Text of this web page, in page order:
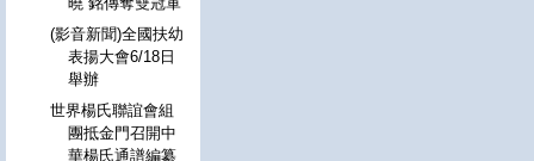
(影音新聞)全國扶幼
表揚大會6/18日
舉辦
世界楊氏聯誼會組
團抵金門召開中
華楊氏通譜編纂